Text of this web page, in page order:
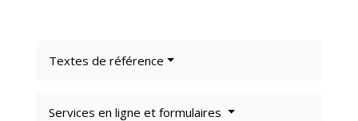
Textes de référence
Services en ligne et formulaires